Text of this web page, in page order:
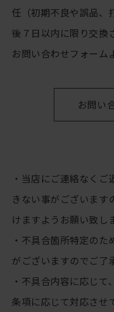
任（初期不良や誤品、
後７日以内に限り交換
お問い合わせフォーム
お問い
・当店にご連絡なく
きない事がございます
けますようお願い致し
・不具合箇所特定の
がございますのでご了
・不具合内容に応じ
条項に応じて対応させ